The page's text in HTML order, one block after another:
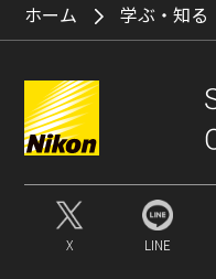
ホーム 学ぶ・知る
X LINE